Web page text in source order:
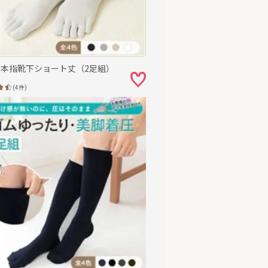
指靴下ショート丈（2足組）
(4件)